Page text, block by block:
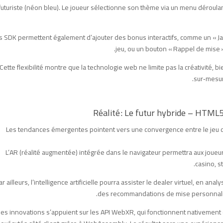
(néon bleu). Le joueur sélectionne son thème via un menu
SDK permettent également d’ajouter des bonus interactifs, comme un «
jeu, ou un bouton « Rappel de
Cette flexibilité montre que la technologie web ne limite pas la créativité,
Les tendances émergentes pointent vers une convergence entre le jeu
L’AR (réalité augmentée) intégrée dans le navigateur permettra aux
casino,
ailleurs, l’intelligence artificielle pourra assister le dealer virtuel, en
des recommandations de mise
innovations s’appuient sur les API WebXR, qui fonctionnent